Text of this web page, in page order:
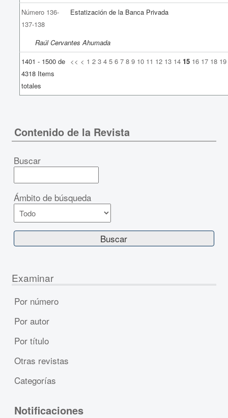
Número 136-
137-138
Estatización de la Banca Privada
Raúl Cervantes Ahumada
1401 - 1500 de
4318 Items
totales
<< < 1 2 3 4 5 6 7 8 9 10 11 12 13 14 15 16 17 18 19
Contenido de la Revista
Buscar
Ámbito de búsqueda
Examinar
Por número
Por autor
Por título
Otras revistas
Categorías
Notificaciones